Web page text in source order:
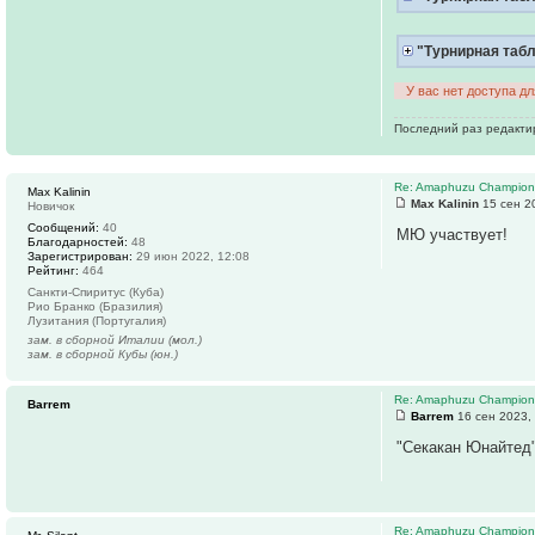
"Турнирная
У вас нет доступа
Последний раз
Re: Amaphuzu
Max Kalinin 15 сен
МЮ участвует!
Max Kalinin
Новичок
Сообщений: 40
Благодарностей: 48
Зарегистрирован: 29 июн 2022, 12:08
Рейтинг: 464
Санкти-Спиритус (Куба)
Рио Бранко (Бразилия)
Лузитания (Португалия)
зам. в сборной Италии (мол.)
зам. в сборной Кубы (юн.)
Re: Amaphuzu
Barrem 16 сен 2023,
"Секакан
Barrem
Re: Amaphuzu